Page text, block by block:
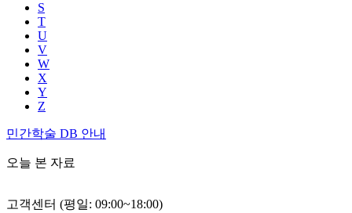
S
T
U
V
W
X
Y
Z
민간학술 DB 안내
오늘 본 자료
고객센터 (평일: 09:00~18:00)